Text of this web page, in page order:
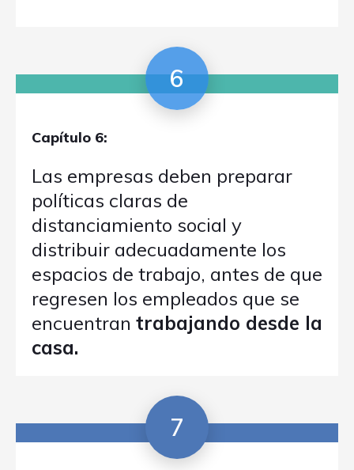
6
Capítulo 6:
Las empresas deben preparar
políticas claras de
distanciamiento social y
distribuir adecuadamente los
espacios de trabajo, antes de que
regresen los empleados que se
encuentran trabajando desde la
casa.
7